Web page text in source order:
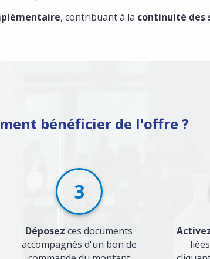
, contribuant à la continuité des
bénéficier de l'offre ?
3
Déposez ces documents
accompagnés d'un bon de